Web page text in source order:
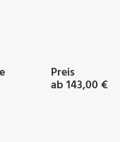
Preis
ab 143,00 €